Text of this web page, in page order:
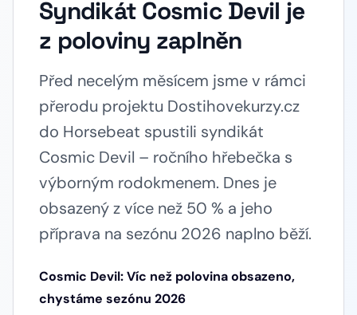
Syndikát Cosmic Devil je
z poloviny zaplněn
Před necelým měsícem jsme v rámci
přerodu projektu Dostihovekurzy.cz
do Horsebeat spustili syndikát
Cosmic Devil – ročního hřebečka s
výborným rodokmenem. Dnes je
obsazený z více než 50 % a jeho
příprava na sezónu 2026 naplno běží.
Cosmic Devil: Víc než polovina obsazeno,
chystáme sezónu 2026